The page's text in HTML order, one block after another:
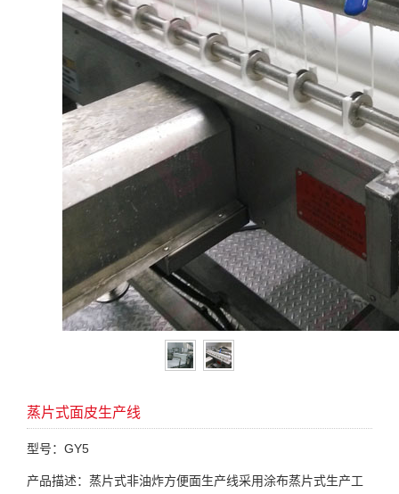
蒸片式面皮生产线
型号：GY5
产品描述：蒸片式非油炸方便面生产线采用涂布蒸片式生产工